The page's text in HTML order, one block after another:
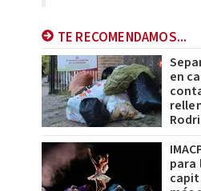
TE RECOMENDAMOS...
en
para